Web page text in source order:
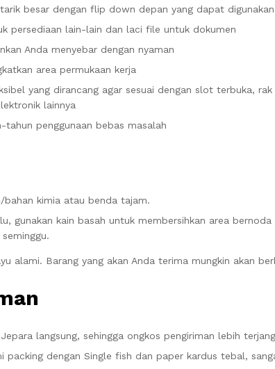
besar dengan flip down depan yang dapat
persediaan lain-lain dan laci file untuk dokumen
Anda menyebar dengan nyaman
area permukaan kerja
yang dirancang agar sesuai dengan slot terbuka,
lainnya
tahun penggunaan bebas masalah
kimia atau benda tajam.
gunakan kain basah untuk membersihkan area
alami. Barang yang akan Anda terima mungkin akan
langsung, sehingga ongkos pengiriman lebih
packing dengan Single fish dan paper kardus tebal,